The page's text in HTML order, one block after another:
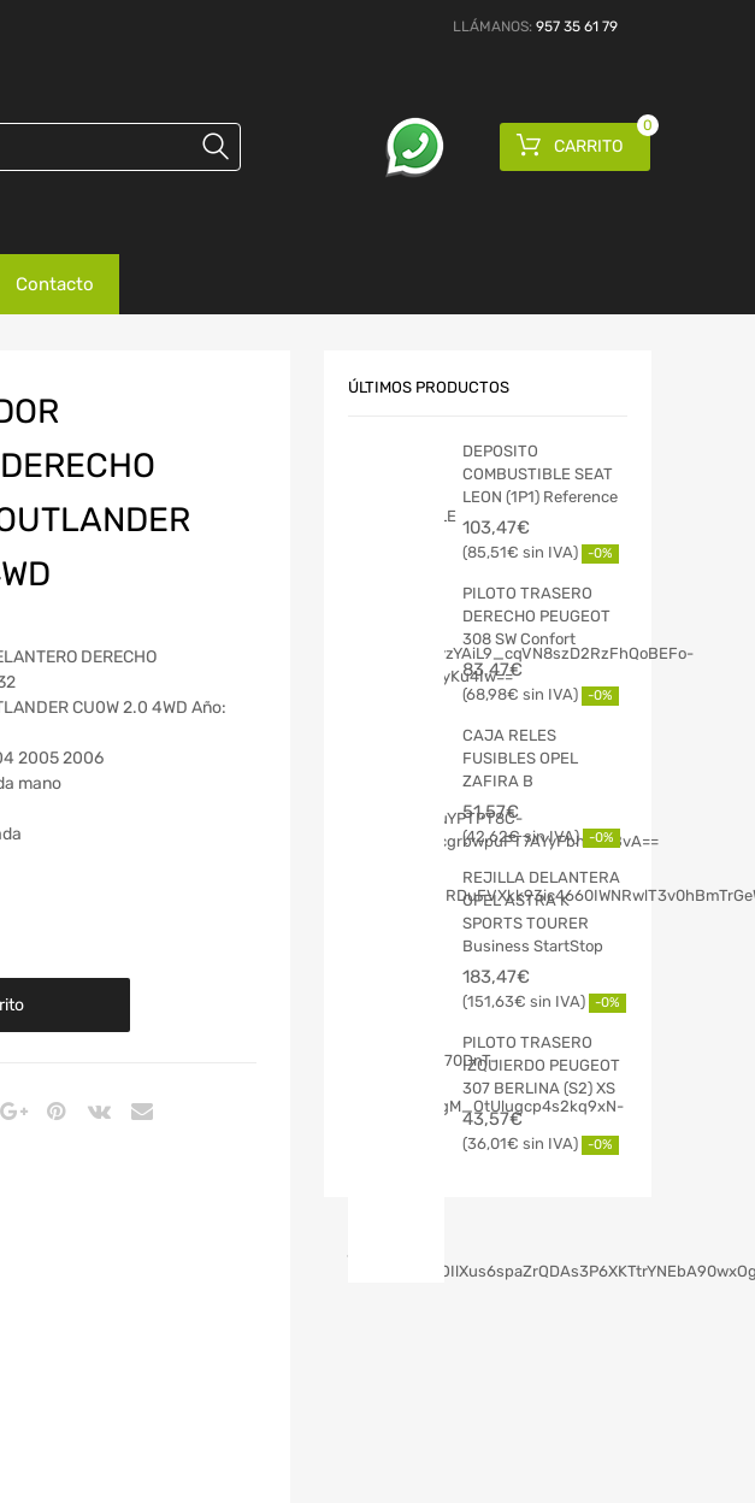
LLÁMANOS: 957 35 61 79
CARRITO
0
Contacto
DERECHO
CU0W 2.0 4WD Año:
2005 2006
mano
ÚLTIMOS PRODUCTOS
DEPOSITO
COMBUSTIBLE SEAT
LEON (1P1) Reference
103,47€
85,51€ -0%
PILOTO TRASERO
DERECHO PEUGEOT
308 SW Confort
83,47€
68,98€ -0%
CAJA RELES
FUSIBLES OPEL
ZAFIRA B
51,57€
42,62€ -0%
REJILLA DELANTERA
OPEL ASTRA K
SPORTS TOURER
Business StartStop
183,47€
151,63€ -0%
PILOTO TRASERO
IZQUIERDO PEUGEOT
307 BERLINA (S2) XS
43,57€
36,01€ -0%